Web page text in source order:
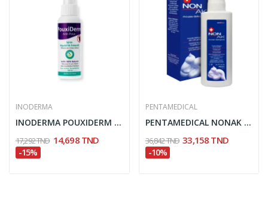
INODERMA
INODERMA POUXIDERM SPRAY REPULSIF & PREVENTIF...
17,292 TND 14,698 TND
-15%
PENTAMEDICAL
PENTAMEDICAL NONAK MOUSSE 100ML
36,842 TND 33,158 TND
-10%